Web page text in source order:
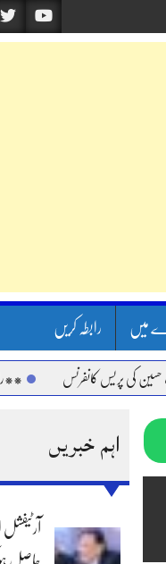
میں رابطہ کریں
کی پریس کانفرنس
اہم خبریں
آرٹیفشل